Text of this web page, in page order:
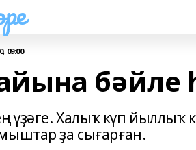
09:00
үҙәге. Халыҡ күп йыллыҡ
ҙа сығарған.